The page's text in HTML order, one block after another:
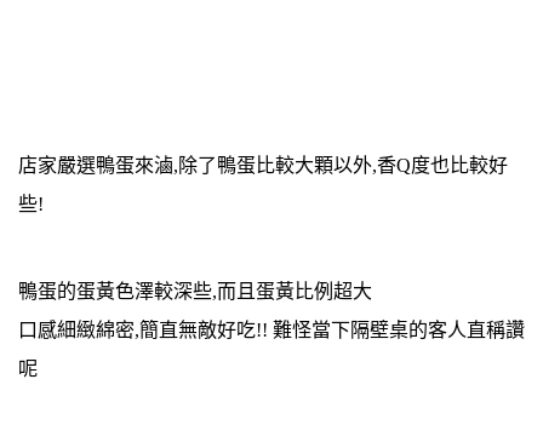
店家嚴選鴨蛋來滷,除了鴨蛋比較大顆以外,香Q度也比較好
些!
鴨蛋的蛋黃色澤較深些,而且蛋黃比例超大
口感細緻綿密,簡直無敵好吃!! 難怪當下隔壁桌的客人直稱讚
呢